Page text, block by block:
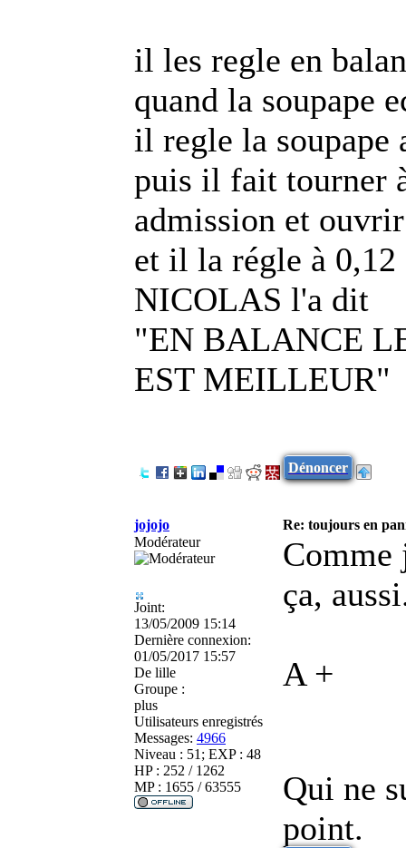
il les regle en
quand la soupape
il regle la soupape
puis il fait tourner
admission et
et il la régle à 0,12
NICOLAS l'a dit
"EN BALANCE
EST MEILLEUR"
Dénoncer
jojojo
Re: toujours en
Modérateur
Joint:
13/05/2009 15:14
Dernière connexion:
01/05/2017 15:57
De lille
Groupe :
plus
Utilisateurs enregistrés
Messages: 4966
Niveau : 51; EXP : 48
HP : 252 / 1262
MP : 1655 / 63555
Comme
ça,
A +
Qui ne
point.